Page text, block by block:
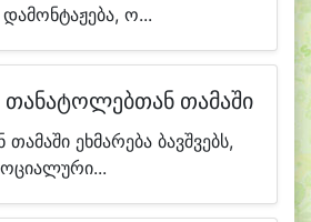
ო...
თანატოლებთან თამაში
ეხმარება ბავშვებს,